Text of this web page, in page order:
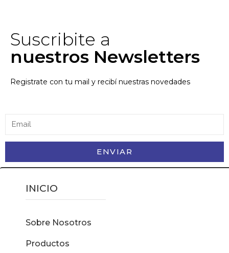
Suscribite a
nuestros Newsletters
Registrate con tu mail y recibí nuestras novedades
ENVIAR
INICIO
Sobre Nosotros
Productos